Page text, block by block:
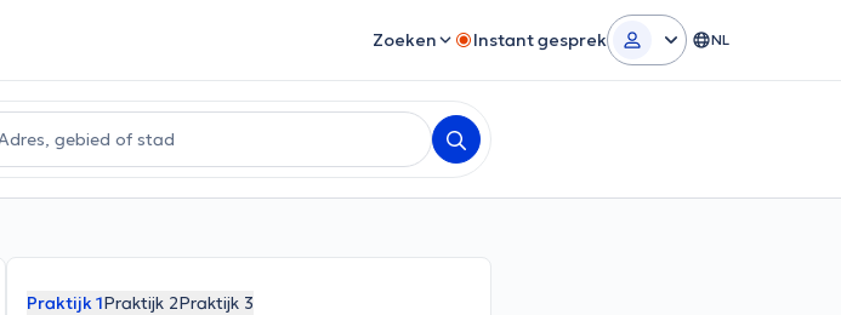
Zoeken Instant gesprek NL
Praktijk 1Praktijk 2Praktijk 3